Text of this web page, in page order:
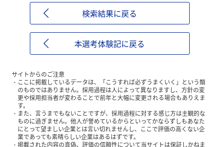
検索結果に戻る
本選考体験記に戻る
サイトからのご注意
ここに掲載しているデータは、「こうすれば必ずうまくいく」という類
のものではありません。採用過程は人によって異なりますし、方針の変
更や採用担当者が変わることで前年と大幅に変更される場合もありえま
す。
また、言うまでもないことですが、採用過程に対する感じ方は主観的な
ものに過ぎません。他人が誉めているからといってかならずしもあなた
にとって望ましい企業とは言い切れませんし、ここで評価の高くない企
業であっても素晴らしい企業はあるはずです。
掲載された内容の真偽、評価の信頼性について当サイトは保証しかねま